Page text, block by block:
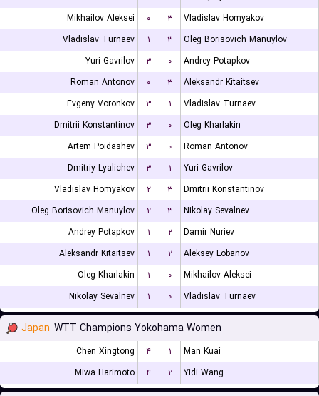
Mikhailov Aleksei
۰ ۳
Vladislav Homyakov
Vladislav Turnaev
۱ ۳
Oleg Borisovich Manuylov
Yuri Gavrilov
۳ ۰
Andrey Potapkov
Roman Antonov
۰ ۳
Aleksandr Kitaitsev
Evgeny Voronkov
۳ ۱
Vladislav Turnaev
Dmitrii Konstantinov
۳ ۰
Oleg Kharlakin
Artem Poidashev
۳ ۰
Roman Antonov
Dmitriy Lyalichev
۳ ۱
Yuri Gavrilov
Vladislav Homyakov
۲ ۳
Dmitrii Konstantinov
Oleg Borisovich Manuylov
۲ ۳
Nikolay Sevalnev
Andrey Potapkov
۱ ۲
Damir Nuriev
Aleksandr Kitaitsev
۱ ۲
Aleksey Lobanov
Oleg Kharlakin
۱ ۰
Mikhailov Aleksei
Nikolay Sevalnev
۱ ۰ Vladislav Turnaev
Japan WTT Champions Yokohama Women
Chen Xingtong ۴ ۱
Man Kuai
Miwa Harimoto
۴ ۲ Yidi Wang